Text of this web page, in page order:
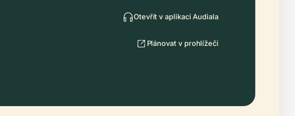
Otevřít v aplikaci Audiala
Plánovat v prohlížeči